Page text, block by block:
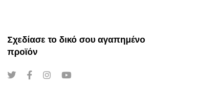
Σχεδίασε το δικό σου αγαπημένο
προϊόν